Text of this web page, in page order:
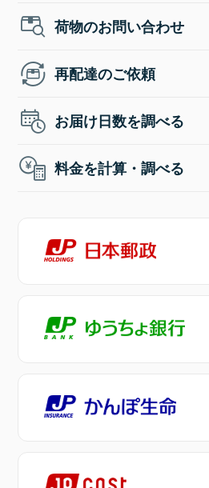
荷物のお問い合わせ
再配達のご依頼
お届け日数を調べる
料金を計算・調べる